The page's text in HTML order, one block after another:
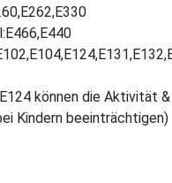
können die Aktivität &
Kindern beeinträchtigen)